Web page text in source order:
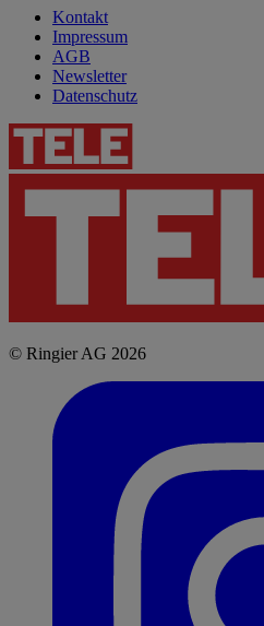
Kontakt
Impressum
AGB
Newsletter
Datenschutz
© Ringier AG 2026